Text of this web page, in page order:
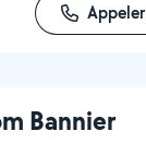
Appeler
Bannier